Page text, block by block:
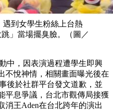
遇到女學生粉絲上台熱
」當場擺臭臉。（圖／
中，因表演過程遭學生即興
不悅神情，相關畫面曝光後在
後於社群平台發文道歉，並
平息爭議，台北市觀傳局接獲
消王Aden在台北跨年的演出